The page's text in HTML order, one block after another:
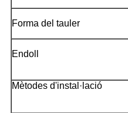
Forma del tauler
Endoll
Mètodes d'instal·lació